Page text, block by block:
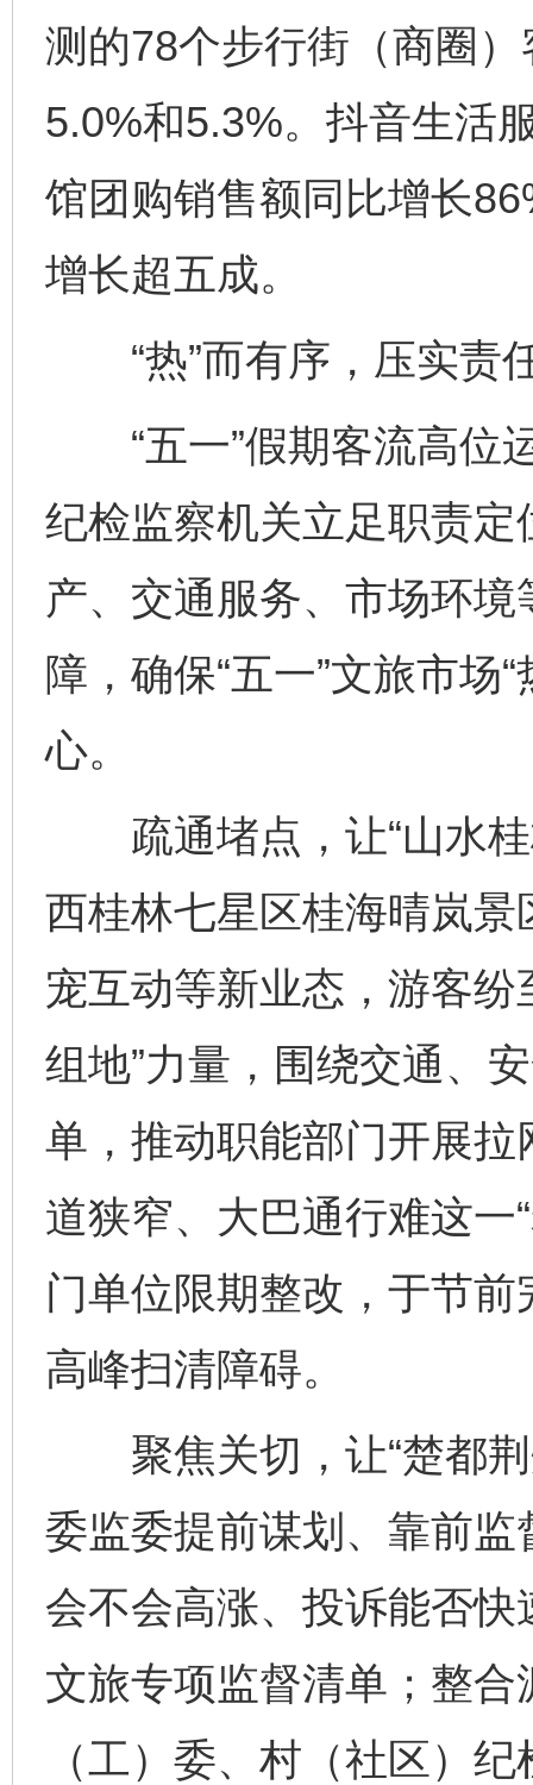
测的78个步行街（商圈
5.0%和5.3%。抖音生活
馆团购销售额同比增长
增长超五成。
“热”而有序，压实责
“五一”假期客流高位
纪检监察机关立足职责
产、交通服务、市场环
障，确保“五一”文旅市场
心。
疏通堵点，让“山水桂
西桂林七星区桂海晴岚
宠互动等新业态，游客
组地”力量，围绕交通、
单，推动职能部门开展
道狭窄、大巴通行难这一
门单位限期整改，于节
高峰扫清障碍。
聚焦关切，让“楚都荆
委监委提前谋划、靠前监
会不会高涨、投诉能否快
文旅专项监督清单；整
（工）委、村（社区）